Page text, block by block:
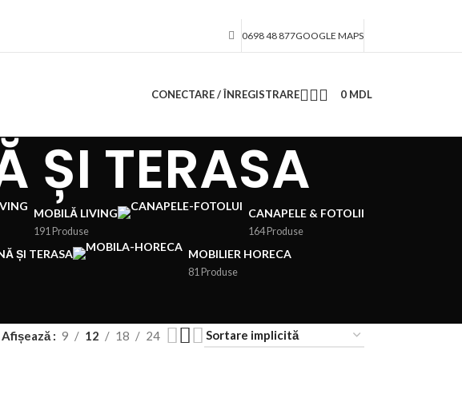
0698 48 877GOOGLE MAPS
CONECTARE / ÎNREGISTRARE 0 MDL
ȘI TERASA
MOBILĂ LIVING
191 Produse
CANAPELE & FOTOLII
164 Produse
ȘI TERASA MOBILIER HORECA
81 Produse
Afișează 9 12 18 24